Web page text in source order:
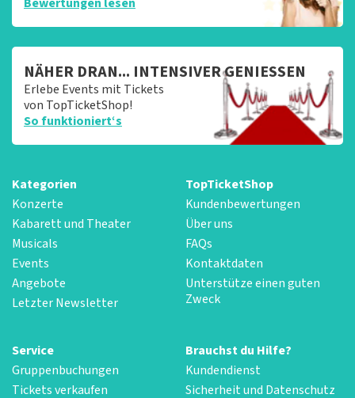
NÄHER DRAN... INTENSIVER GENIESSEN
Erlebe Events mit Tickets
von TopTicketShop!
So funktioniert‘s
Kategorien
Konzerte
Kabarett und Theater
Musicals
Events
Angebote
Letzter Newsletter
TopTicketShop
Kundenbewertungen
Über uns
FAQs
Kontaktdaten
Unterstütze einen guten
Zweck
Service
Gruppenbuchungen
Tickets verkaufen
Brauchst du Hilfe?
Kundendienst
Sicherheit und Datenschutz